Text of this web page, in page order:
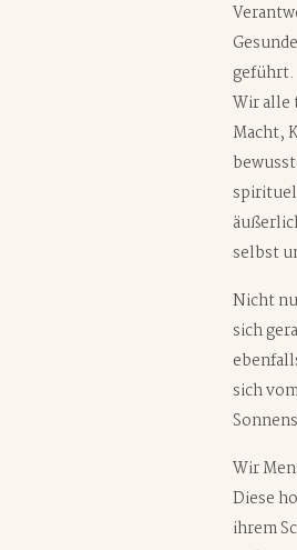
geführt.
Wir alle
Macht,
selbst
Nicht
sich
sich
Wir
Diese
ihrem